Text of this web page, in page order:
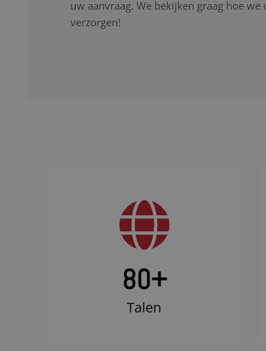
uw aanvraag. We bekijken graag hoe
verzorgen!
80+
Talen